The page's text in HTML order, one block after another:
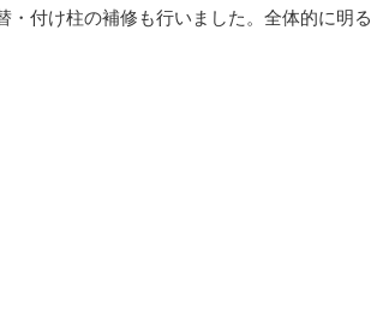
付け柱の補修も行いました。全体的に明る